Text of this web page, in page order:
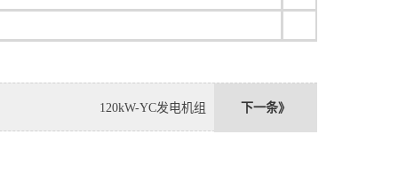
下一条》
120kW-YC发电机组